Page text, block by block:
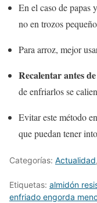
En el caso de papas
no en trozos
Para arroz, mejor
Recalentar antes
de enfriarlos se
Evitar este método
que puedan tener
Categorías: Actualidad,
Etiquetas: almidón
enfriado engorda